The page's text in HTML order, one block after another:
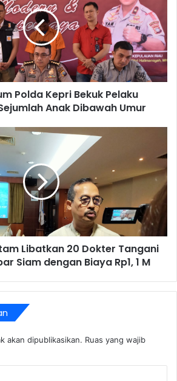
Polda Kepri Bekuk Pelaku
Anak Dibawah Umur
Libatkan 20 Dokter Tangani
Siam dengan Biaya Rp1, 1 M
akan dipublikasikan. Ruas yang wajib